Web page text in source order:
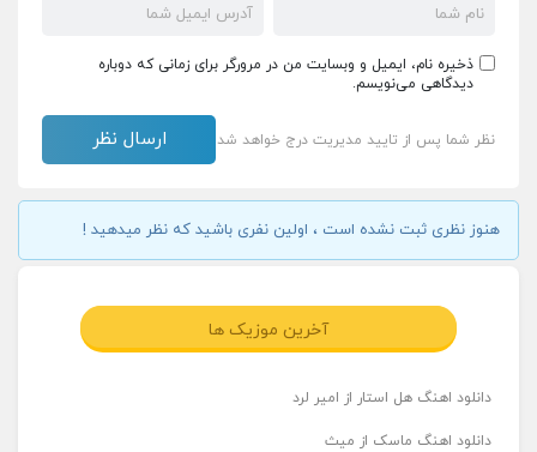
ذخیره نام، ایمیل و وبسایت من در مرورگر برای زمانی که دوباره
دیدگاهی می‌نویسم.
نظر شما پس از تایید مدیریت درج خواهد شد
هنوز نظری ثبت نشده است ، اولین نفری باشید که نظر میدهید !
آخرین موزیک ها
دانلود اهنگ هل استار از امیر لرد
دانلود اهنگ ماسک از میث